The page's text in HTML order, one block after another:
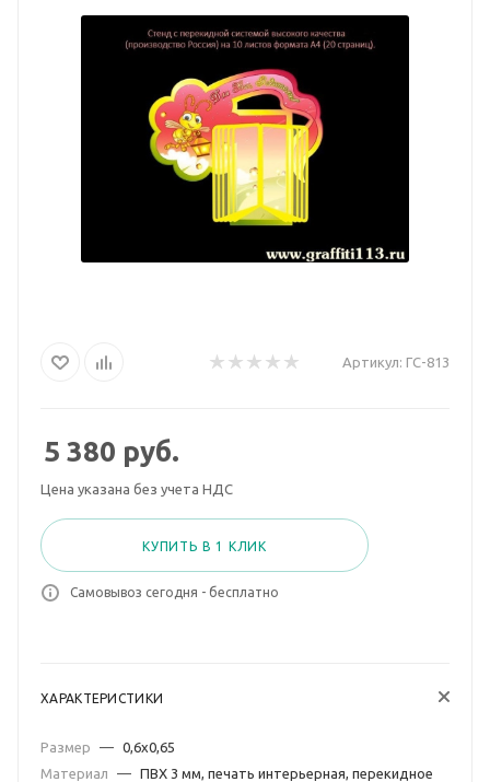
Артикул: ГС-813
5 380 руб.
Цена указана без учета НДС
КУПИТЬ В 1 КЛИК
Самовывоз сегодня - бесплатно
ХАРАКТЕРИСТИКИ
Размер — 0,6х0,65
Материал
— ПВХ 3 мм, печать интерьерная, перекидное